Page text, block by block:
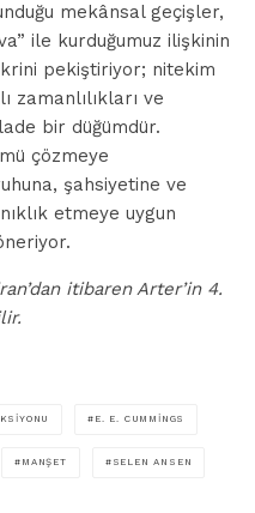
mekânsal geçişler,
ile kurduğumuz ilişkinin
pekiştiriyor; nitekim
zamanlılıkları ve
bir düğümdür.
çözmeye
şahsiyetine ve
etmeye uygun
itibaren Arter’in 4.
E. E. CUMMINGS
MANŞET SELEN ANSEN